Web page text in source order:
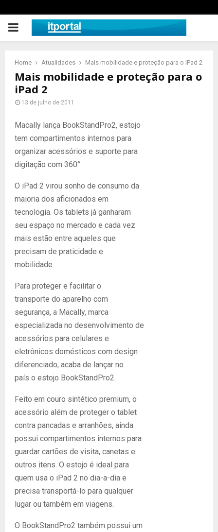
PRIMARY
Home Atualidades Mais mobilidade e proteção para o iPad 2
Mais mobilidade e proteção para o
iPad 2
13 de julho de 2011
Macally lança BookStandPro2, estojo
tem compartimentos internos para
organizar acessórios e suporte para
digitação com 360°
O iPad 2 virou sonho de consumo da
maioria dos aficionados em
tecnologia. Os tablets já ganharam
seu espaço no mercado e cada vez
mais estão entre aqueles que
precisam de praticidade e
mobilidade.
Para proteger e facilitar o
transporte do aparelho com
segurança, a Macally, marca
especializada no desenvolvimento de
acessórios para celulares e
eletrônicos domésticos com design
diferenciado, acaba de lançar no
país o estojo BookStandPro2.
Feito em couro sintético premium, o
acessório além de proteger o tablet
contra pancadas e arranhões, ainda
possui compartimentos internos para
guardar cartões de visita, canetas e
outros itens. O estojo é ideal para
quem usa o iPad 2 no dia-a-dia e
precisa transportá-lo para qualquer
lugar ou também em viagens.
O BookStandPro2 também possui um